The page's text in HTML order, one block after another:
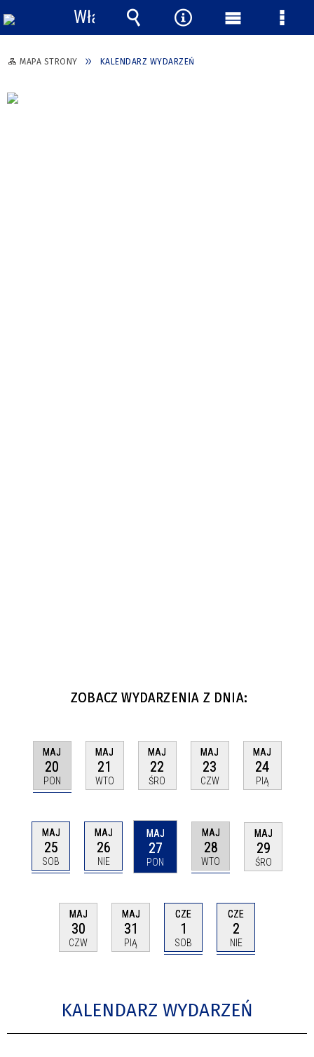
MAPA STRONY KALENDARZ WYDARZEŃ
ZOBACZ WYDARZENIA Z DNIA:
MAJ
20
PON
MAJ
21
WTO
MAJ
22
ŚRO
MAJ
23
CZW
MAJ
24
PIĄ
MAJ
25
SOB
MAJ
26
NIE
MAJ
27
PON
MAJ
28
WTO
MAJ
29
ŚRO
MAJ
30
CZW
MAJ
31
PIĄ
CZE
1
SOB
CZE
2
NIE
KALENDARZ WYDARZEŃ
Włącz
powiadomienia
Wyszukiwarka
Narzędzia
Menu Menu